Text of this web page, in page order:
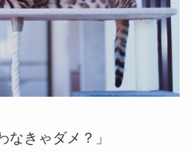
なきゃダメ？」